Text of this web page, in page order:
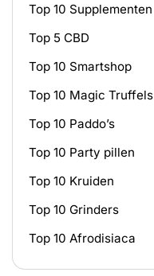
Top 10 Supplementen
Top 5 CBD
Top 10 Smartshop
Top 10 Magic Truffels
Top 10 Paddo’s
Top 10 Party pillen
Top 10 Kruiden
Top 10 Grinders
Top 10 Afrodisiaca